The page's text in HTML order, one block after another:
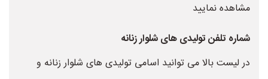
مشاهده نمایید
شماره تلفن تولیدی های شلوار زنانه
در لیست بالا می توانید اسامی تولیدی های شلوار زنانه و